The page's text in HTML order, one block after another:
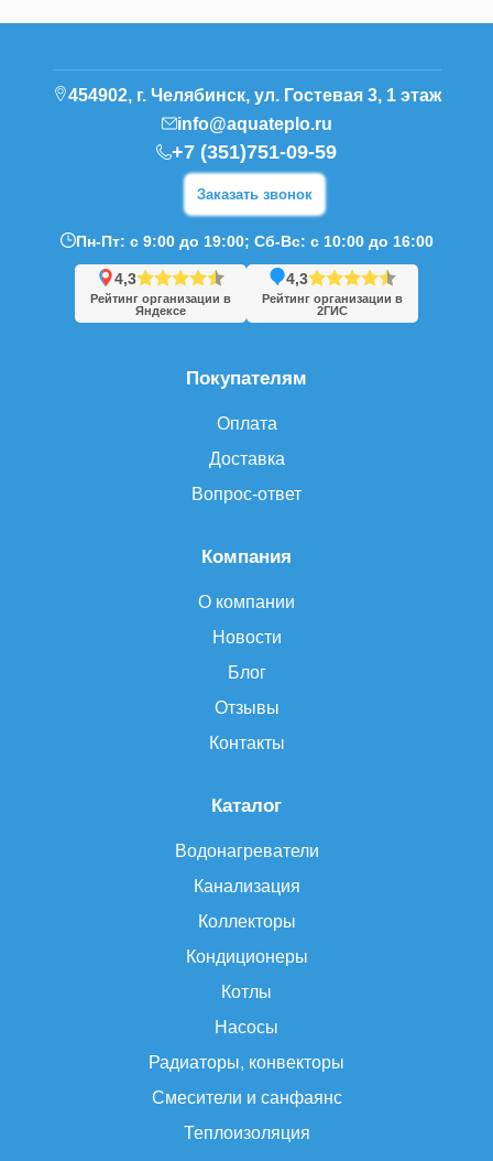
Каталог
Водонагреватели
Канализация
Коллекторы
Кондиционеры
Котлы
Насосы
Радиаторы, конвекторы
Смесители и санфаянс
Теплоизоляция
Компания
О компании
Новости
Блог
Отзывы
Контакты
Покупателям
Оплата
Доставка
Вопрос-ответ
454902, г. Челябинск, ул. Гостевая 3, 1 этаж
info@aquateplo.ru
+7 (351)751-09-59
Заказать звонок
Пн-Пт: с 9:00 до 19:00; Сб-Вс: с 10:00 до 16:00
4,3
Рейтинг организации в
Яндексе
4,3
Рейтинг организации в
2ГИС